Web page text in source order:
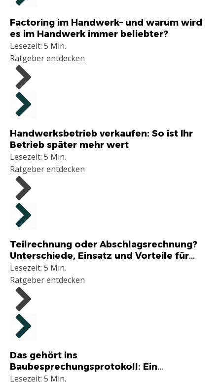
Factoring im Handwerk– und warum wird
es im Handwerk immer beliebter?
Lesezeit: 5 Min.
Ratgeber entdecken
Handwerksbetrieb verkaufen: So ist Ihr
Betrieb später mehr wert
Lesezeit: 5 Min.
Ratgeber entdecken
Teilrechnung oder Abschlagsrechnung?
Unterschiede, Einsatz und Vorteile für
Handwerker
Lesezeit: 5 Min.
Ratgeber entdecken
Das gehört ins
Baubesprechungsprotokoll: Ein
umfassender Ratgeber für
Lesezeit: 5 Min.